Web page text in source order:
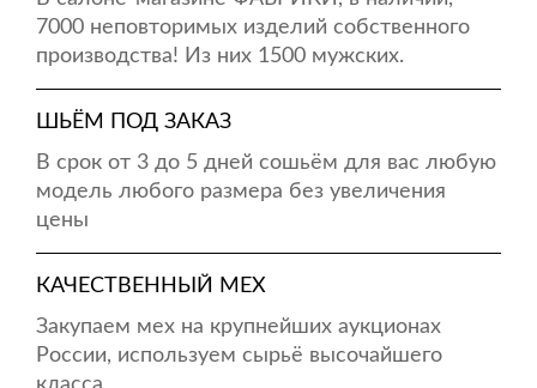
7000 неповторимых изделий собственного
производства! Из них 1500 мужских.
ШЬЁМ ПОД ЗАКАЗ
В срок от 3 до 5 дней сошьём для вас любую
модель любого размера без увеличения
цены
КАЧЕСТВЕННЫЙ МЕХ
Закупаем мех на крупнейших аукционах
России, используем сырьё высочайшего